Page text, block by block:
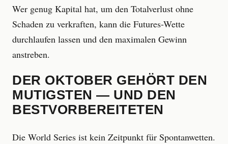
Wer genug Kapital hat, um den Totalverlust ohne
Schaden zu verkraften, kann die Futures-Wette
durchlaufen lassen und den maximalen Gewinn
anstreben.
DER OKTOBER GEHÖRT DEN
MUTIGSTEN — UND DEN
BESTVORBEREITETEN
Die World Series ist kein Zeitpunkt für Spontanwetten.